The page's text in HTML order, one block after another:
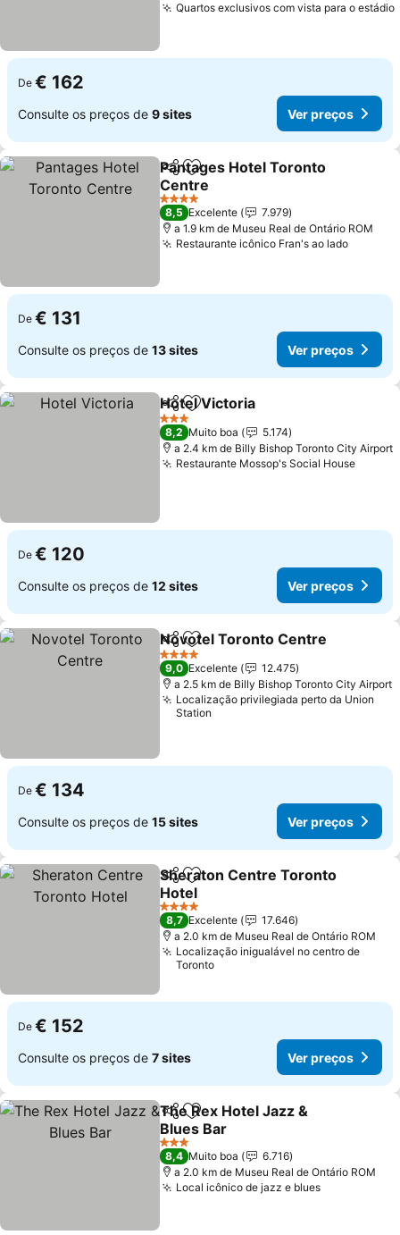
Quartos exclusivos com vista para o estádio
De € 162
Consulte os preços de 9 sites Ver preços
PartilharAdicionar aos favoritos
Pantages Hotel Toronto
Centre
Ver preços
4 Estrelas
8,5 Excelente
7.979
a 1.9 km de Museu Real de Ontário ROM
Restaurante icônico Fran's ao ladoVer
De € 131
Consulte os preços de 13 sites Ver preços
PartilharAdicionar aos favoritos
Hotel Victoria
3 Estrelas
8,2 Muito boa
5.174
a 2.4 km de Billy Bishop Toronto City Airport
Restaurante Mossop's Social HouseVer
De € 120
Consulte os preços de 12 sites Ver preços
PartilharAdicionar aos favoritos
Novotel Toronto Centre
4 Estrelas
9,0 Excelente
12.475
a 2.5 km de Billy Bishop Toronto City Airport
Localização privilegiada perto da Union
Station
De € 134
Consulte os preços de 15 sites Ver preços
PartilharAdicionar aos favoritos
Sheraton Centre Toronto
Hotel
Ver preços
4 Estrelas
8,7 Excelente
17.646
a 2.0 km de Museu Real de Ontário ROM
Localização inigualável no centro de
Toronto
De € 152
Consulte os preços de 7 sites Ver preços
PartilharAdicionar aos favoritos
The Rex Hotel Jazz &
Blues Bar
Ver preços
3 Estrelas
8,4 Muito boa
6.716
a 2.0 km de Museu Real de Ontário ROM
Local icônico de jazz e bluesVer preços